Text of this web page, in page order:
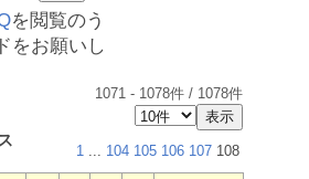
を閲覧のう
をお願いし
1071 - 1078件 / 1078件
1 ... 104 105 106 107 108